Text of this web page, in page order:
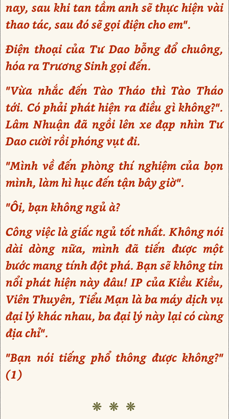
nay, sau khi tan tầm anh sẽ thực hiện vài
thao tác, sau đó sẽ gọi điện cho em".
Điện thoại của Tư Dao bỗng đổ chuông,
hóa ra Trương Sinh gọi đến.
"Vừa nhắc đến Tào Tháo thì Tào Tháo
tới. Có phải phát hiện ra điều gì không?".
Lâm Nhuận đã ngồi lên xe đạp nhìn Tư
Dao cười rồi phóng vụt đi.
"Mình về đến phòng thí nghiệm của bọn
mình, làm hì hục đến tận bây giờ".
"Ôi, bạn không ngủ à?
Công việc là giấc ngủ tốt nhất. Không nói
dài dòng nữa, mình đã tiến được một
bước mang tính đột phá. Bạn sẽ không tin
nổi phát hiện này đâu! IP của Kiều Kiều,
Viên Thuyên, Tiểu Mạn là ba máy dịch vụ
đại lý khác nhau, ba đại lý này lại có cùng
địa chỉ".
"Bạn nói tiếng phổ thông được không?"
(1)
❊ ❊ ❊